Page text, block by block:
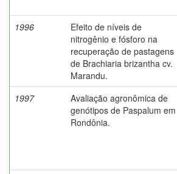
1996
Efeito de níveis de
nitrogênio e fósforo na
recuperação de pastagens
de Brachiaria brizantha cv.
Marandu.
1997
Avaliação agronômica de
genótipos de Paspalum em
Rondônia.